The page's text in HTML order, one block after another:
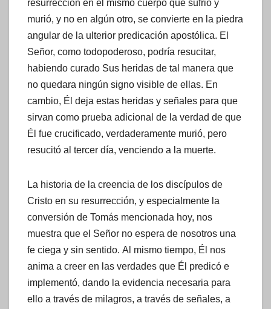
resurrección en el mismo cuerpo que sufrió y
murió, y no en algún otro, se convierte en la piedra
angular de la ulterior predicación apostólica. El
Señor, como todopoderoso, podría resucitar,
habiendo curado Sus heridas de tal manera que
no quedara ningún signo visible de ellas. En
cambio, Él deja estas heridas y señales para que
sirvan como prueba adicional de la verdad de que
Él fue crucificado, verdaderamente murió, pero
resucitó al tercer día, venciendo a la muerte.
La historia de la creencia de los discípulos de
Cristo en su resurrección, y especialmente la
conversión de Tomás mencionada hoy, nos
muestra que el Señor no espera de nosotros una
fe ciega y sin sentido. Al mismo tiempo, Él nos
anima a creer en las verdades que Él predicó e
implementó, dando la evidencia necesaria para
ello a través de milagros, a través de señales, a